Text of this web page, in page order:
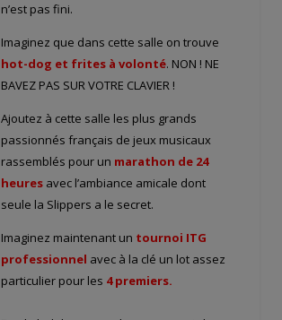
n’est pas fini.
Imaginez que dans cette salle on trouve
hot-dog et frites à volonté. NON ! NE
BAVEZ PAS SUR VOTRE CLAVIER !
Ajoutez à cette salle les plus grands
passionnés français de jeux musicaux
rassemblés pour un marathon de 24
heures avec l’ambiance amicale dont
seule la Slippers a le secret.
Imaginez maintenant un tournoi ITG
professionnel avec à la clé un lot assez
particulier pour les 4 premiers.